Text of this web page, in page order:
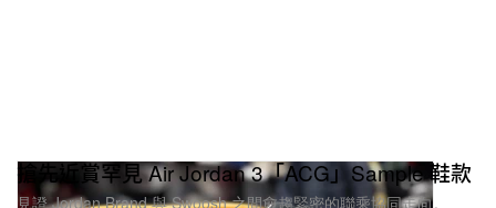
搶先近賞罕見 Air Jordan 3「ACG」Sample 鞋款
見證 Jordan Brand 與 Swoosh 之間愈趨緊密的聯乘協同走向。